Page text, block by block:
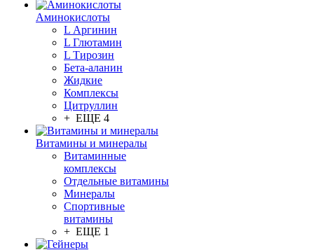
Аминокислоты
L Аргинин
L Глютамин
L Тирозин
Бета-аланин
Жидкие
Комплексы
Цитруллин
+ ЕЩЕ 4
Витамины и минералы
Витаминные
комплексы
Отдельные витамины
Минералы
Спортивные
витамины
+ ЕЩЕ 1